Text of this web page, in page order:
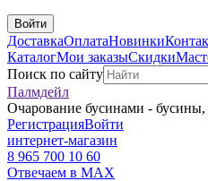
Войти
ДоставкаОплатаНовинки
КаталогМои заказыСкидки
Поиск по сайту
Палмдейл
Очарование бусинами -
РегистрацияВойти
интернет-магазин
8 965 700 10 60
Отвечаем в MAX